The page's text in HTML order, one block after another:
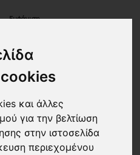
cookies
και άλλες
για την βελτίωση
στην ιστοσελίδα
περιεχομένου
Εμφάνιση